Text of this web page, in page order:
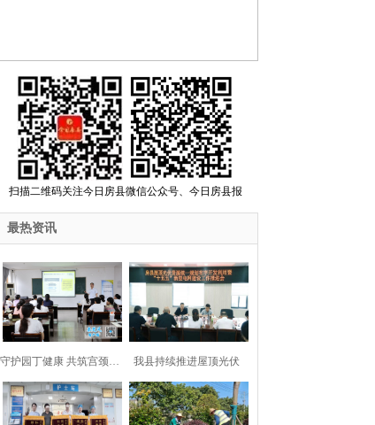
扫描二维码关注今日房县微信公众号、今日房县报
最热资讯
守护园丁健康 共筑宫颈… 我县持续推进屋顶光伏
资…